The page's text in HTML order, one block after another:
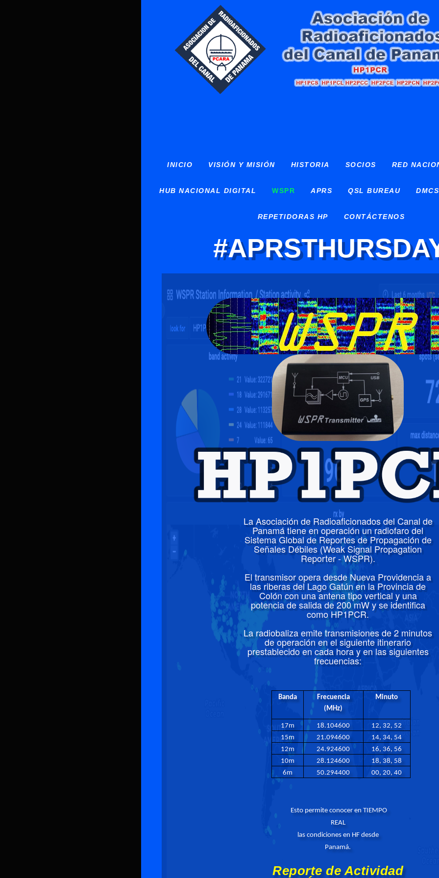
INICIO VISIÓN Y MISIÓN HISTORIA SOCIOS RED
HUB NACIONAL DIGITAL WSPR APRS QSL BUREAU DMCS
REPETIDORAS HP CONTÁCTENOS
La Asociación de Radioaficionados del Canal de
Panamá tiene en operación un radiofaro del
Sistema Global de Reportes de Propagación de
Señales Débiles (Weak Signal Propagation
Reporter - WSPR).
El transmisor opera desde Nueva Providencia a
las riberas del Lago Gatún en la Provincia de
Colón con una antena tipo vertical y una
potencia de salida de 200 mW y se identifica
como HP1PCR.
La radiobaliza emite transmisiones de 2 minutos
de operación en el siguiente itinerario
prestablecido en cada hora y en las siguientes
frecuencias:
Banda
Frecuencia
(MHz)
Minuto
17m 18.104600
12, 32, 52
15m
21.094600
14, 34, 54
12m
24.924600
16, 36, 56
10m
28.124600
18, 38, 58
6m
50.294400 00, 20, 40
Esto permite conocer en TIEMPO
REAL
las condiciones en HF desde
Panamá.
Reporte de Actividad